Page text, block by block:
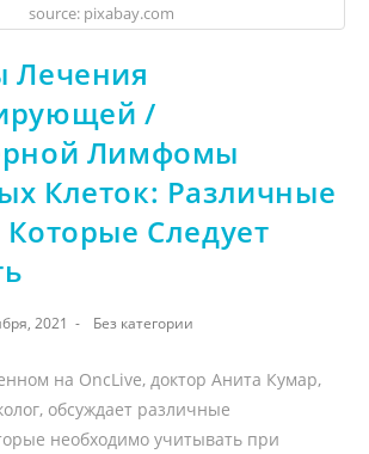
source: pixabay.com
Лечения
/
Лимфомы
Клеток: Различные
Следует
2021 Без категории
на OncLive, доктор Анита Кумар,
обсуждает различные
необходимо учитывать при